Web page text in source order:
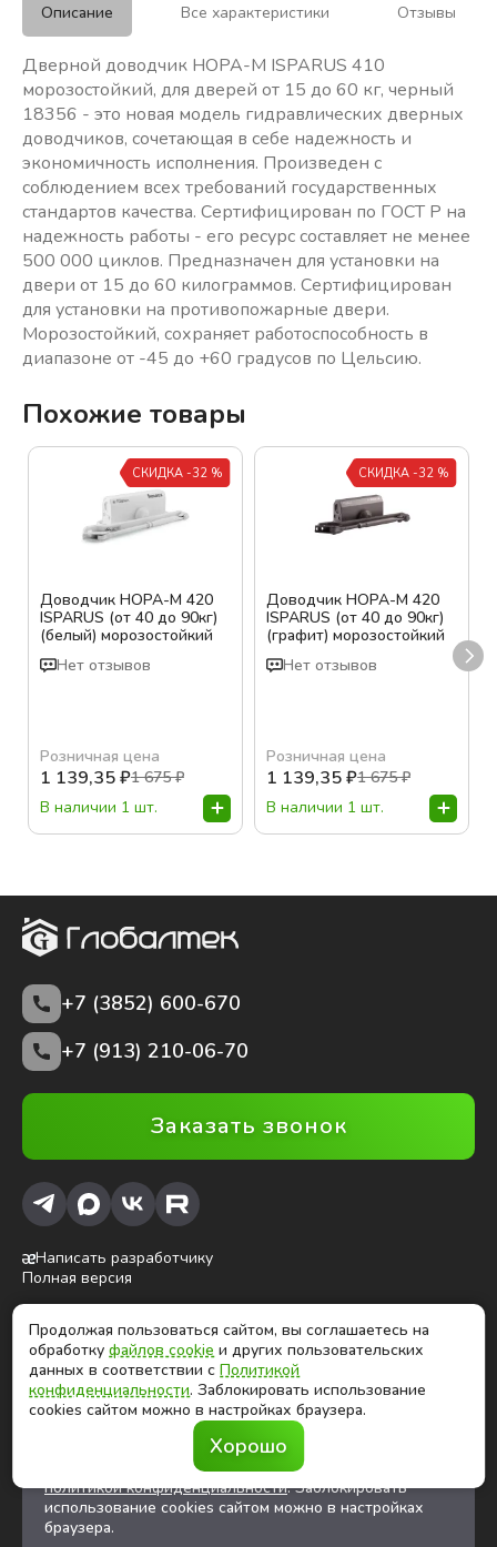
Описание Все характеристики Отзывы
Дверной доводчик НОРА-М ISPARUS 410
морозостойкий, для дверей от 15 до 60 кг, черный
18356 - это новая модель гидравлических дверных
доводчиков, сочетающая в себе надежность и
экономичность исполнения. Произведен с
соблюдением всех требований государственных
стандартов качества. Сертифицирован по ГОСТ Р на
надежность работы - его ресурс составляет не менее
500 000 циклов. Предназначен для установки на
двери от 15 до 60 килограммов. Сертифицирован
для установки на противопожарные двери.
Морозостойкий, сохраняет работоспособность в
диапазоне от -45 до +60 градусов по Цельсию.
Похожие товары
СКИДКА -32 %
Доводчик НОРА-М 420
ISPARUS (от 40 до 90кг)
(белый) морозостойкий
Нет отзывов
Розничная цена
1 139,35₽1 675₽
В наличии 1 шт.
СКИДКА -32 %
Доводчик НОРА-М 420
ISPARUS (от 40 до 90кг)
(графит) морозостойкий
Нет отзывов
Розничная цена
1 139,35₽1 675₽
В наличии 1 шт.
+7 (3852) 600-670
+7 (913) 210-06-70
Заказать звонок
Написать разработчику
Полная версия
ⓒ Глобалтек, 2026
Цены на сайте не являются публичной офертой
Продолжая использовать сайт, вы соглашаетесь на
файлов cookiesи других
пользовательских данных в соответствии с
политикой конфиденциальности. Заблокировать
использование cookies сайтом можно в настройках
браузера.
Продолжая пользоваться сайтом, вы соглашаетесь на
обработкуфайлов cookie и других пользовательских
данных в соответствии сПолитикой
конфиденциальности. Заблокировать использование
cookies сайтом можно в настройках браузера.
Хорошо